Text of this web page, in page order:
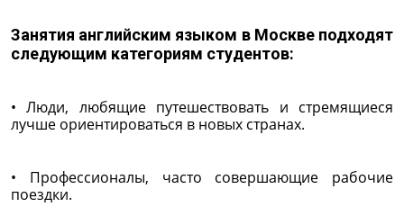
Занятия английским языком в Москве подходят
следующим категориям студентов:
• Люди, любящие путешествовать и стремящиеся
лучше ориентироваться в новых странах.
• Профессионалы, часто совершающие рабочие
поездки.